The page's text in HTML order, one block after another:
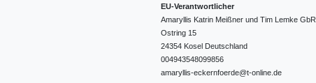
EU-Verantwortlicher
Amaryllis Katrin Meißner und Tim Lemke GbR
Ostring 15
24354 Kosel Deutschland
004943548099856
amaryllis-eckernfoerde@t-online.de